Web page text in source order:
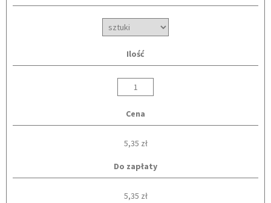
Ilość
Cena
5,35 zł
Do zapłaty
5,35 zł